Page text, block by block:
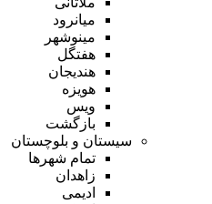
میانرود
مینوشهر
هفتگل
هندیجان
هویزه
ویس
بازگشت
سیستان و بلوچستان
تمام شهر‌ها
زاهدان
ادیمی